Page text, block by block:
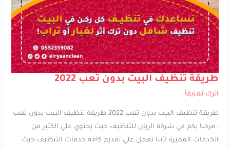
طريقة تنظيف البيت بدون تعب 2022
اترك تعليقاً
طريقة تنظيف البيت بدون تعب 2022 طريقة تنظيف البيت بدون تعب
: مرحبا بكم في شركة الريان للتنظيف حيث يحتوي علي الكثير من
الخدمات المميزة لأننا تعمل علي تقديم كافة خدمات التنظيف حيث
طريقة
تنظيف
البيت
بدون
2022